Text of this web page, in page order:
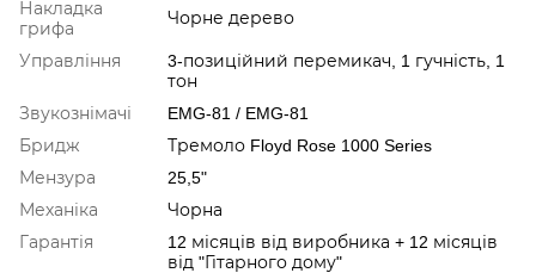
Накладка
грифа
Чорне дерево
Управління
3-позиційний перемикач, 1 гучність, 1
тон
Звукознімачі
EMG-81 / EMG-81
Бридж
Тремоло Floyd Rose 1000 Series
Мензура
25,5"
Механіка
Чорна
Гарантія
12 місяців від виробника + 12 місяців
від "Гітарного дому"